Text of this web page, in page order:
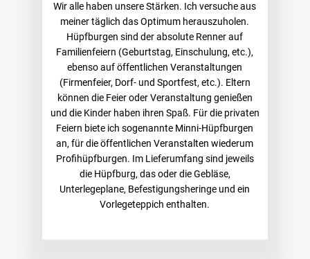
Wir alle haben unsere Stärken. Ich versuche aus
meiner täglich das Optimum herauszuholen.
Hüpfburgen sind der absolute Renner auf
Familienfeiern (Geburtstag, Einschulung, etc.),
ebenso auf öffentlichen Veranstaltungen
(Firmenfeier, Dorf- und Sportfest, etc.). Eltern
können die Feier oder Veranstaltung genießen
und die Kinder haben ihren Spaß. Für die privaten
Feiern biete ich sogenannte Minni-Hüpfburgen
an, für die öffentlichen Veranstalten wiederum
Profihüpfburgen. Im Lieferumfang sind jeweils
die Hüpfburg, das oder die Gebläse,
Unterlegeplane, Befestigungsheringe und ein
Vorlegeteppich enthalten.